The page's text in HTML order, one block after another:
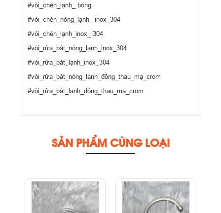
#vòi_chén_lạnh_ bóng
#vòi_chén_nóng_lạnh_ inox_304
#vòi_chén_lạnh_inox_ 304
#vòi_rửa_bát _nóng_lạnh_inox_304
#vòi_rửa_bát _lạnh_inox_304
#vòi_rửa_bát _nóng_lạnh_đồng_thau_mạ_crom
#vòi_rửa_bát _lạnh_đồng_thau_mạ_crom
SẢN PHẨM CÙNG LOẠI